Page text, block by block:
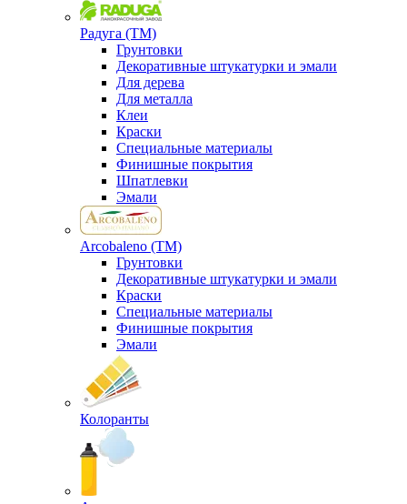
Радуга (ТМ)
Грунтовки
Декоративные штукатурки и эмали
Для дерева
Для металла
Клеи
Краски
Специальные материалы
Финишные покрытия
Шпатлевки
Эмали
Arcobaleno (ТМ)
Грунтовки
Декоративные штукатурки и эмали
Краски
Специальные материалы
Финишные покрытия
Эмали
Колоранты